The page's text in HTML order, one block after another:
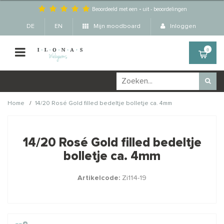
Beoordeeld met een - uit -beoordelingen
DE EN Mijn moodboard Inloggen
0
Home / 14/20 Rosé Gold filled bedeltje bolletje ca. 4mm
producten ook interessant
voor je?
14/20 Rosé Gold filled bedeltje
bolletje ca. 4mm
Artikelcode: Zi114-19